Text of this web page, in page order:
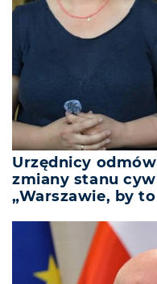
Urzędnicy
zmiany stanu
„Warszawie, by